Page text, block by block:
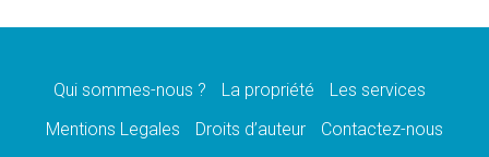
08.08.2026
08.08.2026
catholiques
Qui sommes-nous ? La propriété
Les services
Mentions Legales
Droits d’auteur Contactez-nous